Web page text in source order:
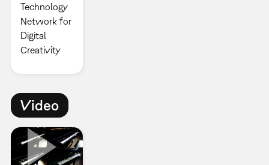
Technology
Network for
Digital
Creativity
Video